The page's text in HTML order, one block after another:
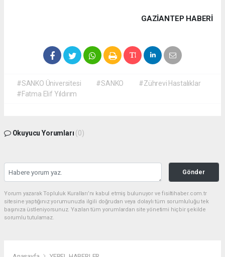
GAZIANTEP HABERİ
#SANKO Üniversitesi #SANKO
#Zührevi Hastalıklar
#Fatma Elif Yıldırım
Okuyucu Yorumları (0)
Gönder
Yorum yazarak Topluluk Kuralları’nı kabul etmiş bulunuyor ve fisiltihaber.com.tr
sitesine yaptığınız yorumunuzla ilgili doğrudan veya dolaylı tüm sorumluluğu tek
başınıza üstleniyorsunuz. Yazılan tüm yorumlardan site yönetimi hiçbir şekilde
sorumlu tutulamaz.